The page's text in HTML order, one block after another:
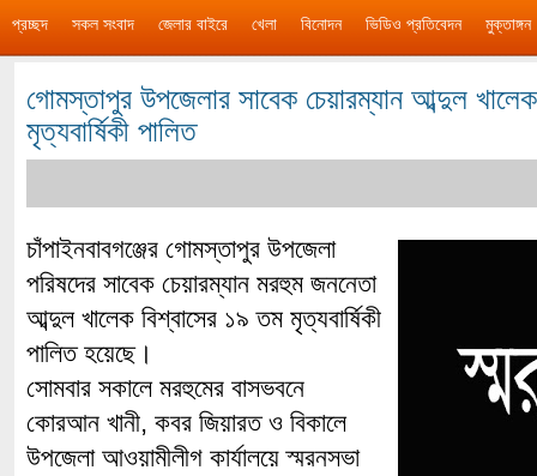
প্রচ্ছদ সকল সংবাদ জেলার বাইরে খেলা বিনোদন ভিডিও প্রতিবেদন মুক্তাঙ্গন
গোমস্তাপুর উপজেলার সাবেক চেয়ারম্যান আব্দুল
মৃত্যবার্ষিকী পালিত
চাঁপাইনবাবগঞ্জের গোমস্তাপুর উপজেলা
পরিষদের সাবেক চেয়ারম্যান মরহুম জননেতা
আব্দুল খালেক বিশ্বাসের ১৯ তম মৃত্যবার্ষিকী
পালিত হয়েছে।
সোমবার সকালে মরহুমের বাসভবনে
কোরআন খানী, কবর জিয়ারত ও বিকালে
উপজেলা আওয়ামীলীগ কার্যালয়ে স্মরনসভা